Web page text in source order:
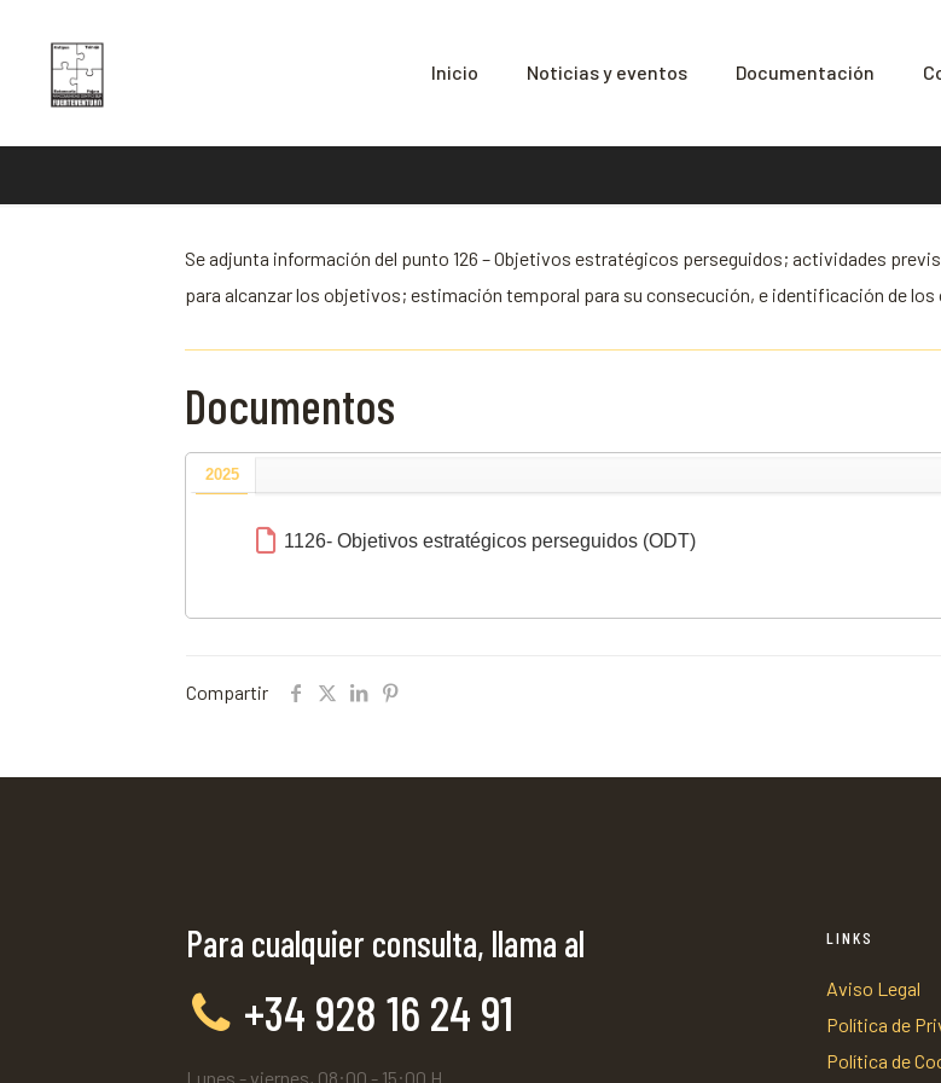
Inicio Noticias y eventos Documentación
Se adjunta información del punto 126 – Objetivos estratégicos perseguidos; actividades
para alcanzar los objetivos; estimación temporal para su consecución, e identificación de los
Documentos
2025
1126- Objetivos estratégicos perseguidos (ODT)
Compartir
Para cualquier consulta, llama al
+34 928 16 24 91
Lunes - viernes, 08:00 - 15:00 H
LINKS
Aviso Legal
Política de
Política de